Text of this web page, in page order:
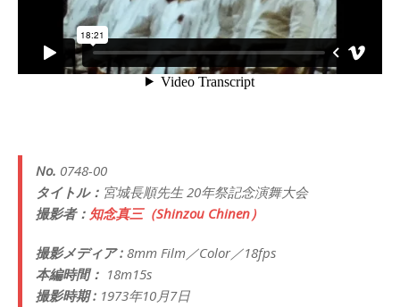
No. 0748-00
タイトル： 宮城長順先生 20年祭記念演舞大会
撮影者： 知念真三（Shinzou Chinen）
撮影メディア : 8mm Film／Color／18fps
本編時間： 18m15s
撮影時期 : 1973年10月7日